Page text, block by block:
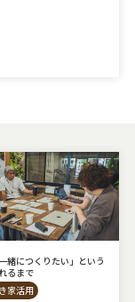
緒につくりたい」という
るまで
家活用